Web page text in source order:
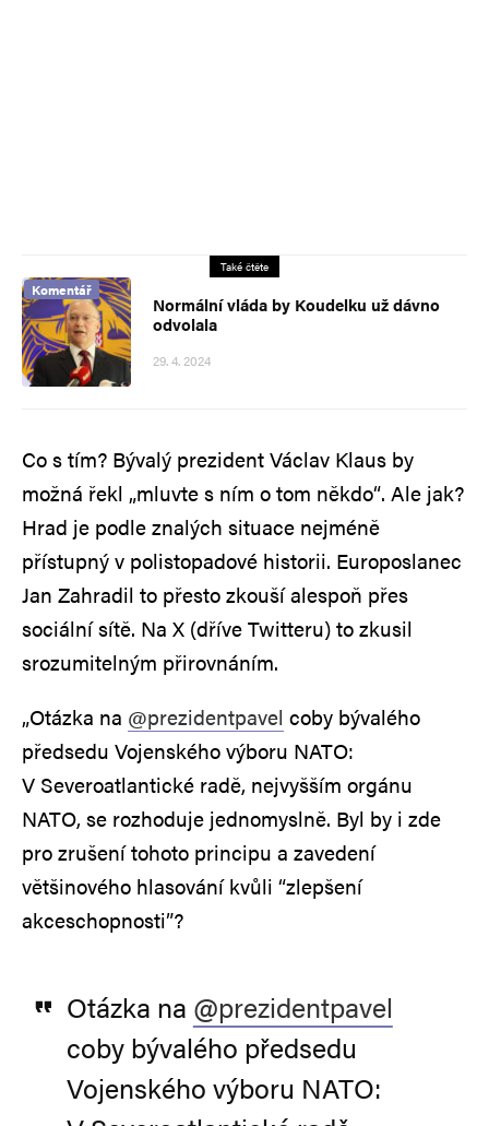
Také čtěte
Komentář
Normální vláda by Koudelku už dávno
odvolala
29. 4. 2024
Co s tím? Bývalý prezident Václav Klaus by
možná řekl „mluvte s ním o tom někdo“. Ale jak?
Hrad je podle znalých situace nejméně
přístupný v polistopadové historii. Europoslanec
Jan Zahradil to přesto zkouší alespoň přes
sociální sítě. Na X (dříve Twitteru) to zkusil
srozumitelným přirovnáním.
„Otázka na @prezidentpavel coby bývalého
předsedu Vojenského výboru NATO:
V Severoatlantické radě, nejvyšším orgánu
NATO, se rozhoduje jednomyslně. Byl by i zde
pro zrušení tohoto principu a zavedení
většinového hlasování kvůli “zlepšení
akceschopnosti”?
Otázka na @prezidentpavel
coby bývalého předsedu
Vojenského výboru NATO: